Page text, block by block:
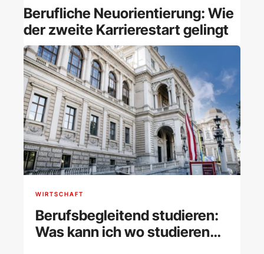
Berufliche Neuorientierung: Wie
der zweite Karrierestart gelingt
WIRTSCHAFT
Berufsbegleitend studieren:
Was kann ich wo studieren